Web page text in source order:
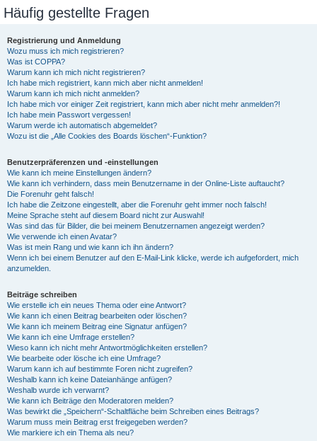
Häufig gestellte Fragen
Registrierung und Anmeldung
Wozu muss ich mich registrieren?
Was ist COPPA?
Warum kann ich mich nicht registrieren?
Ich habe mich registriert, kann mich aber nicht anmelden!
Warum kann ich mich nicht anmelden?
Ich habe mich vor einiger Zeit registriert, kann mich aber nicht mehr anmelden?!
Ich habe mein Passwort vergessen!
Warum werde ich automatisch abgemeldet?
Wozu ist die „Alle Cookies des Boards löschen“-Funktion?
Benutzerpräferenzen und -einstellungen
Wie kann ich meine Einstellungen ändern?
Wie kann ich verhindern, dass mein Benutzername in der Online-Liste auftaucht?
Die Forenuhr geht falsch!
Ich habe die Zeitzone eingestellt, aber die Forenuhr geht immer noch falsch!
Meine Sprache steht auf diesem Board nicht zur Auswahl!
Was sind das für Bilder, die bei meinem Benutzernamen angezeigt werden?
Wie verwende ich einen Avatar?
Was ist mein Rang und wie kann ich ihn ändern?
Wenn ich bei einem Benutzer auf den E-Mail-Link klicke, werde ich aufgefordert, mich
anzumelden.
Beiträge schreiben
Wie erstelle ich ein neues Thema oder eine Antwort?
Wie kann ich einen Beitrag bearbeiten oder löschen?
Wie kann ich meinem Beitrag eine Signatur anfügen?
Wie kann ich eine Umfrage erstellen?
Wieso kann ich nicht mehr Antwortmöglichkeiten erstellen?
Wie bearbeite oder lösche ich eine Umfrage?
Warum kann ich auf bestimmte Foren nicht zugreifen?
Weshalb kann ich keine Dateianhänge anfügen?
Weshalb wurde ich verwarnt?
Wie kann ich Beiträge den Moderatoren melden?
Was bewirkt die „Speichern“-Schaltfläche beim Schreiben eines Beitrags?
Warum muss mein Beitrag erst freigegeben werden?
Wie markiere ich ein Thema als neu?